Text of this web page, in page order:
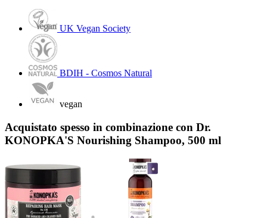
UK Vegan Society
BDIH - Cosmos Natural
vegan
Acquistato spesso in combinazione con Dr.
KONOPKA'S Nourishing Shampoo, 500 ml